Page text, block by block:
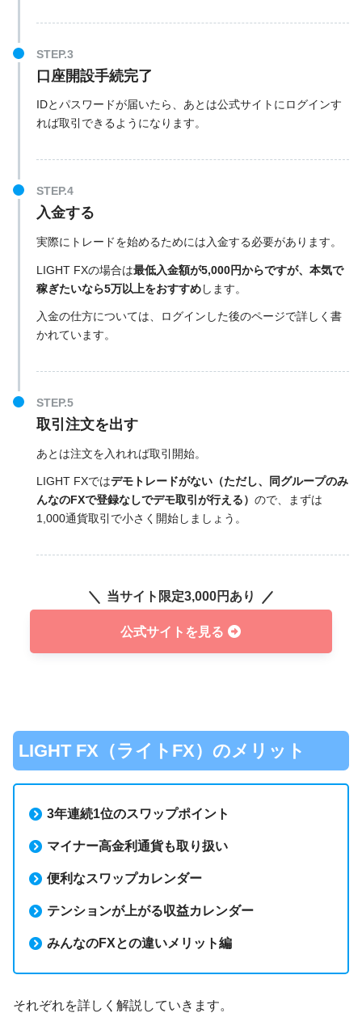
口座開設手続完了
IDとパスワードが届いたら、あとは公式サイトにログインす
れば取引できるようになります。
入金する
実際にトレードを始めるためには入金する必要があります。
LIGHT FXの場合は最低入金額が5,000円からですが、本気で
稼ぎたいなら5万以上をおすすめします。
入金の仕方については、ログインした後のページで詳しく書
かれています。
取引注文を出す
あとは注文を入れれば取引開始。
LIGHT FXではデモトレードがない（ただし、同グループのみ
んなのFXで登録なしでデモ取引が行える） ので、まずは
1,000通貨取引で小さく開始しましょう。
当サイト限定3,000円あり
公式サイトを見る
LIGHT FX（ライトFX）のメリット
3年連続1位のスワップポイント
マイナー高金利通貨も取り扱い
便利なスワップカレンダー
テンションが上がる収益カレンダー
みんなのFXとの違いメリット編
それぞれを詳しく解説していきます。